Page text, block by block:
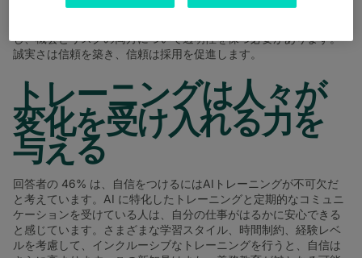
言の1つを反映しています。人を第一に考え、明確に。リーダーは
し、機会とリスクの両方について透明性を保つ必要があります。
誠実さは信頼を築き、信頼は採用を促進します。
トレーニングは人々が
変化を受け入れる力を
与える
回答者の 46% は、自信をつけるにはAIトレーニングが不可欠だ
と考えています。AI に特化したトレーニングと定期的なコミュニ
ケーションを受けている人は、自分の仕事がはるかに安心できる
と感じています。さまざまな学習スタイル、時間制約、経験レベ
ルを考慮して、インクルーシブなトレーニングを行うと、自信は